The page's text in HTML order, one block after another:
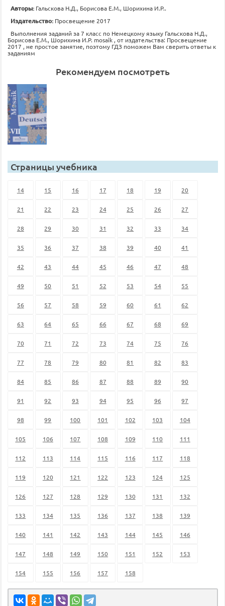
Авторы: Гальскова Н.Д., Борисова Е.М., Шорихина И.Р..
Издательство: Просвещение 2017
Выполнения заданий за 7 класс по Немецкому языку Гальскова Н.Д.,
Борисова Е.М., Шорихина И.Р. mosaik , от издательства: Просвещение
2017 , не простое занятие, поэтому ГДЗ поможем Вам сверить ответы к
заданиям
Рекомендуем посмотреть
Страницы учебника
14 15 16 17 18 19 20
21 22 23 24 25 26 27
28 29 30 31 32 33 34
35 36 37 38 39 40 41
42 43 44 45 46 47 48
49 50 51 52 53 54 55
56 57 58 59 60 61 62
63 64 65 66 67 68 69
70 71 72 73 74 75 76
77 78 79 80 81 82 83
84 85 86 87 88 89 90
91 92 93 94 95 96 97
98 99 100 101 102 103 104
105 106 107 108 109 110 111
112 113 114 115 116 117 118
119 120 121 122 123 124 125
126 127 128 129 130 131 132
133 134 135 136 137 138 139
140 141 142 143 144 145 146
147 148 149 150 151 152 153
154 155 156 157 158